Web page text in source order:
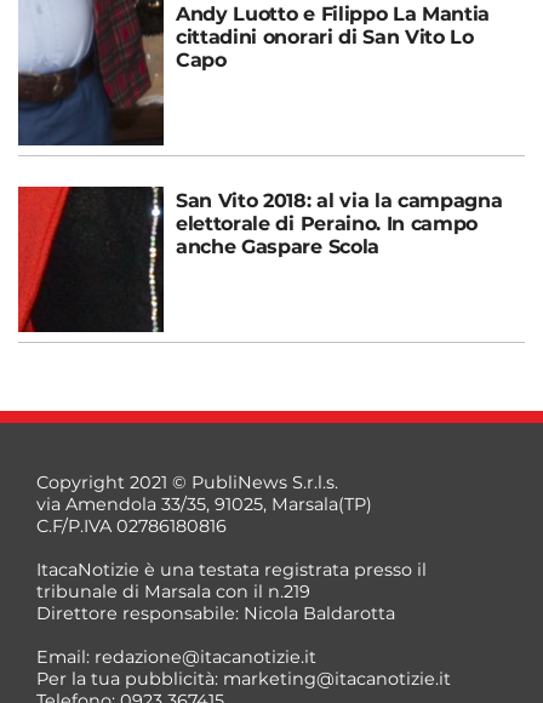
Andy Luotto e Filippo La Mantia
cittadini onorari di San Vito Lo
Capo
San Vito 2018: al via la campagna
elettorale di Peraino. In campo
anche Gaspare Scola
Copyright 2021 © PubliNews S.r.l.s.
via Amendola 33/35, 91025, Marsala(TP)
C.F/P.IVA 02786180816
ItacaNotizie è una testata registrata presso il
tribunale di Marsala con il n.219
Direttore responsabile: Nicola Baldarotta
Email: redazione@itacanotizie.it
Per la tua pubblicità: marketing@itacanotizie.it